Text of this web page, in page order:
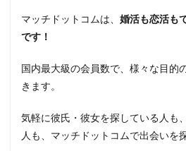
マッチドットコムは、 婚活も恋活も
です！
国内最大級の会員数で、様々な目的
きます。
気軽に彼氏・彼女を探している人も
人も、マッチドットコムで出会いを